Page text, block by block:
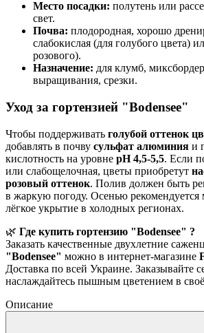
Место посадки: полутень или
свет.
Почва: плодородная, хорошо
слабокислая (для голубого цвета)
розового).
Назначение: для клумб,
выращивания, срезки.
Уход за гортензией "Bodensee"
Чтобы поддерживать голубой оттенок
добавлять в почву сульфат алюминия и
кислотность на уровне pH 4,5-5,5. Если
или слабощелочная, цветы приобретут
розовый оттенок. Полив должен быть
в жаркую погоду. Осенью рекомендуется
лёгкое укрытие в холодных регионах.
🌿 Где купить гортензию "Bodensee" ?
Заказать качественные двухлетние
"Bodensee" можно в интернет-магазине
Доставка по всей Украине. Заказывайте
наслаждайтесь пышным цветением в
Описание